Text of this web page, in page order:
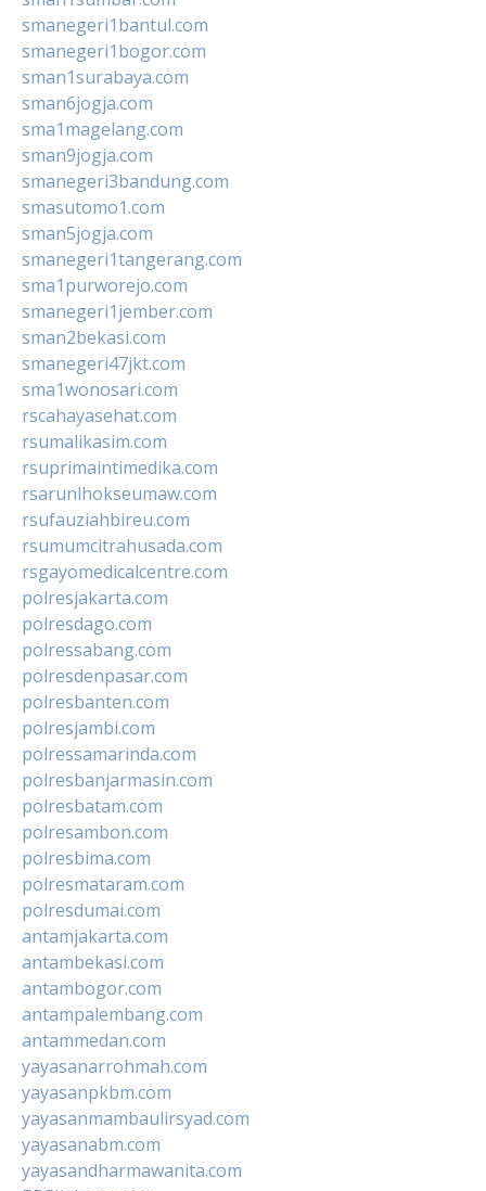
smanegeri1bantul.com
smanegeri1bogor.com
sman1surabaya.com
sman6jogja.com
sma1magelang.com
sman9jogja.com
smanegeri3bandung.com
smasutomo1.com
sman5jogja.com
smanegeri1tangerang.com
sma1purworejo.com
smanegeri1jember.com
sman2bekasi.com
smanegeri47jkt.com
sma1wonosari.com
rscahayasehat.com
rsumalikasim.com
rsuprimaintimedika.com
rsarunlhokseumaw.com
rsufauziahbireu.com
rsumumcitrahusada.com
rsgayomedicalcentre.com
polresjakarta.com
polresdago.com
polressabang.com
polresdenpasar.com
polresbanten.com
polresjambi.com
polressamarinda.com
polresbanjarmasin.com
polresbatam.com
polresambon.com
polresbima.com
polresmataram.com
polresdumai.com
antamjakarta.com
antambekasi.com
antambogor.com
antampalembang.com
antammedan.com
yayasanarrohmah.com
yayasanpkbm.com
yayasanmambaulirsyad.com
yayasanabm.com
yayasandharmawanita.com